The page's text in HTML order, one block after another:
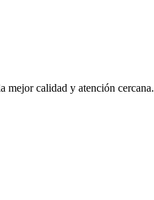
mejor calidad y atención cercana.